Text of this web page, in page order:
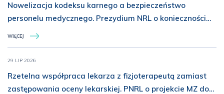
Nowelizacja kodeksu karnego a bezpieczeństwo
personelu medycznego. Prezydium NRL o konieczności
rozszerzenia ochrony prawnej
WIĘCEJ
29 LIP 2026
Rzetelna współpraca lekarza z fizjoterapeutą zamiast
zastępowania oceny lekarskiej. PNRL o projekcie MZ dot.